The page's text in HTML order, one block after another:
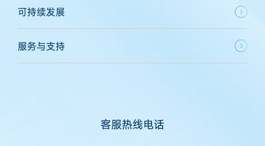
可持续发展
服务与支持
客服热线电话